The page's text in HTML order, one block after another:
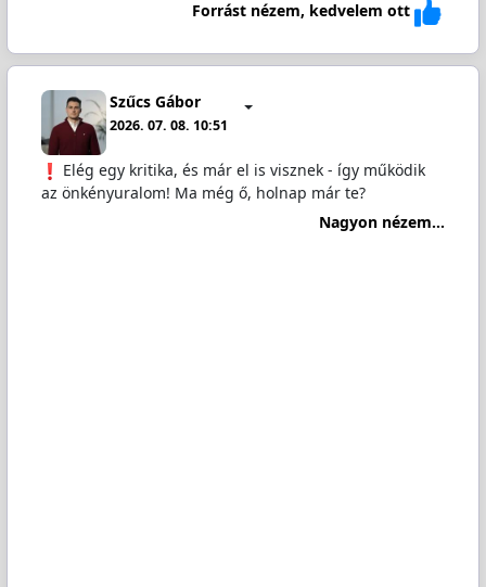
Forrást nézem, kedvelem ott
Szűcs Gábor
2026. 07. 08. 10:51
️ Elég egy kritika, és már el is visznek - így működik
az önkényuralom! Ma még ő, holnap már te?
Nagyon nézem...